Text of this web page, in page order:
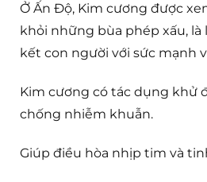
Ở Ấn Độ, Kim cương được
khỏi những bùa phép xấu, là
kết con người với sức mạnh
Kim cương có tác dụng khử
chống nhiễm khuẫn.
Giúp điều hòa nhịp tim và